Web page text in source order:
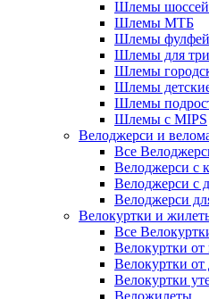
Шлемы
Шлемы МТБ
Шлемы
Шлемы для
Шлемы
Шлемы
Шлемы
Шлемы с MIPS
Велоджерси и
Все
Велоджерси с
Велоджерси с
Велоджерси
Велокуртки и
Все
Велокуртки от
Велокуртки от
Велокуртки
Веложилеты